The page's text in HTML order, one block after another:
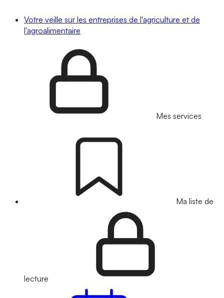
Votre veille sur les entreprises de l'agriculture et de
l'agroalimentaire
Mes services
Ma liste de
lecture